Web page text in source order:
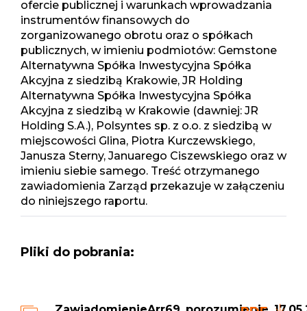
ofercie publicznej i warunkach wprowadzania
instrumentów finansowych do
zorganizowanego obrotu oraz o spółkach
publicznych, w imieniu podmiotów: Gemstone
Alternatywna Spółka Inwestycyjna Spółka
Akcyjna z siedzibą Krakowie, JR Holding
Alternatywna Spółka Inwestycyjna Spółka
Akcyjna z siedzibą w Krakowie (dawniej: JR
Holding S.A.), Polsyntes sp. z o.o. z siedzibą w
miejscowości Glina, Piotra Kurczewskiego,
Janusza Sterny, Januarego Ciszewskiego oraz w
imieniu siebie samego. Treść otrzymanego
zawiadomienia Zarząd przekazuje w załączeniu
do niniejszego raportu.
Pliki do pobrania: